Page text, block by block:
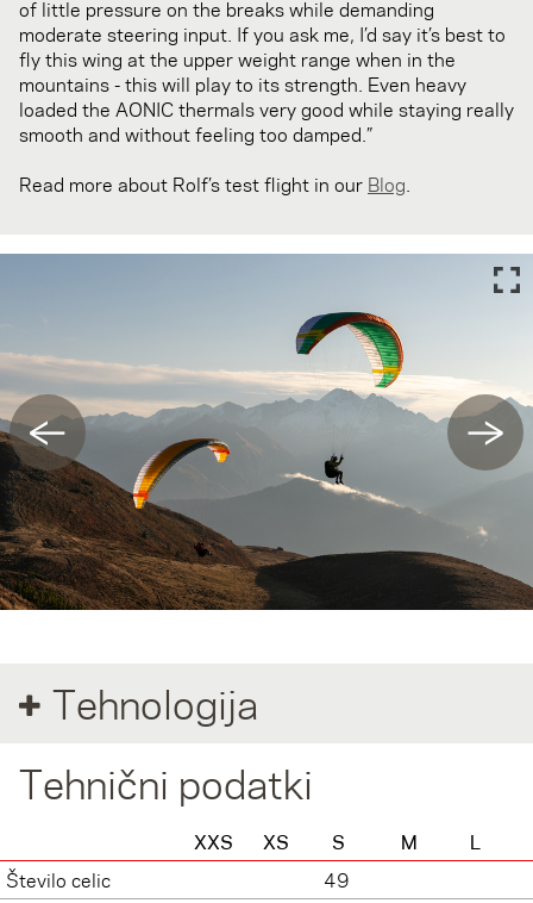
of little pressure on the breaks while demanding
moderate steering input. If you ask me, I’d say it’s best to
fly this wing at the upper weight range when in the
mountains - this will play to its strength. Even heavy
loaded the AONIC thermals very good while staying really
smooth and without feeling too damped.”
Read more about Rolf’s test flight in our Blog.
← →
Tehnologija
Tehnični podatki
XXS XS S M
L
Število celic
49